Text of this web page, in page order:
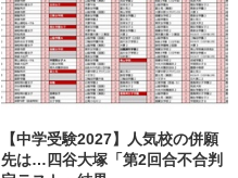
【中学受験2027】人気校の併願
先は…四谷大塚「第2回合不合判